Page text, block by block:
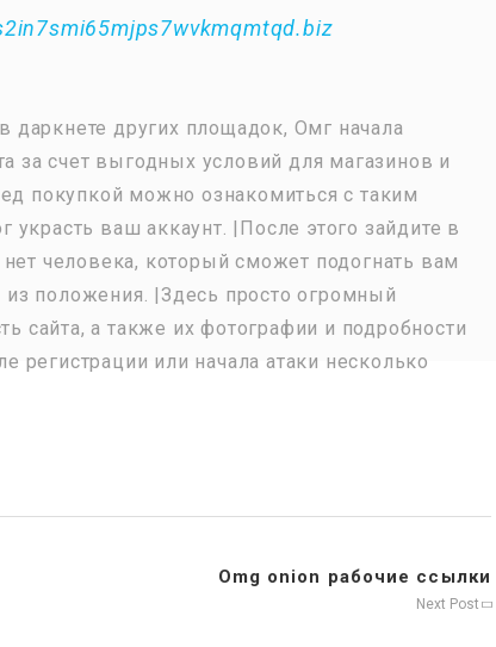
других площадок, Омг начала
счет выгодных условий для магазинов и
покупкой можно ознакомиться с таким
ваш аккаунт. |После этого зайдите в
человека, который сможет подогнать вам
положения. |Здесь просто огромный
сайта, а также их фотографии и подробности
регистрации или начала атаки несколько
Omg onion рабочие ссылки
Next Post